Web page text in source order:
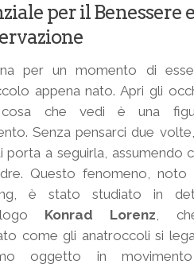
per il Benessere
per un momento di
appena nato. Apri gli
cosa che vedi è una
Senza pensarci due
porta a seguirla, assumendo
Questo fenomeno, noto
è stato studiato in
Konrad Lorenz,
come gli anatroccoli si
oggetto in